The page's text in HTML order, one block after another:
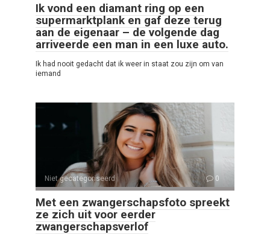
Ik vond een diamant ring op een
supermarktplank en gaf deze terug
aan de eigenaar – de volgende dag
arriveerde een man in een luxe auto.
Ik had nooit gedacht dat ik weer in staat zou zijn om van
iemand
Niet gecategoriseerd 0
Met een zwangerschapsfoto spreekt
ze zich uit voor eerder
zwangerschapsverlof